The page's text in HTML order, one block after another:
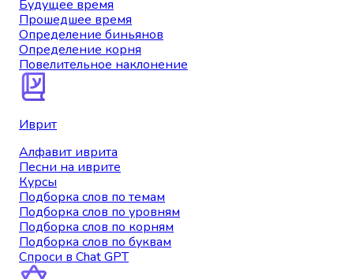
Будущее время
Прошедшее время
Определение биньянов
Определение корня
Повелительное наклонение
Иврит
Алфавит иврита
Песни на иврите
Курсы
Подборка слов по темам
Подборка слов по уровням
Подборка слов по корням
Подборка слов по буквам
Спроси в Chat GPT